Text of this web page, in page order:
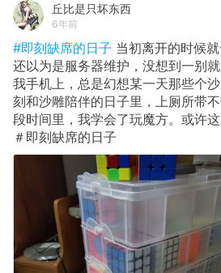
丘比是只坏东西
6年前
#即刻缺席的日子 当初离开的时候
还以为是服务器维护，没想到一别
我手机上，总是幻想某一天那些个
刻和沙雕陪伴的日子里，上厕所带
段时间里，我学会了玩魔方。或许这
＃即刻缺席的日子